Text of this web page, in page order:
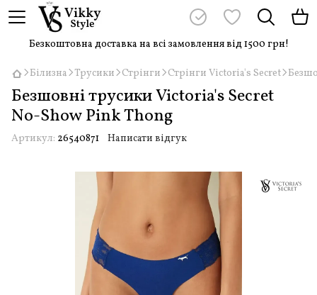
Безкоштовна доставка на всі замовлення від 1500 грн!
Білизна Трусики Стрінги Стрінги Victoria's Secret
Безшовні трусики Victoria's Secret
No-Show Pink Thong
Артикул: 26540871 Написати відгук